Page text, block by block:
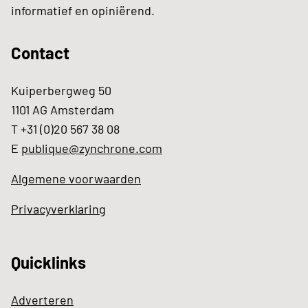
informatief en opiniërend.
Contact
Kuiperbergweg 50
1101 AG Amsterdam
T +31 (0)20 567 38 08
E publique@zynchrone.com
Algemene voorwaarden
Privacyverklaring
Quicklinks
Adverteren